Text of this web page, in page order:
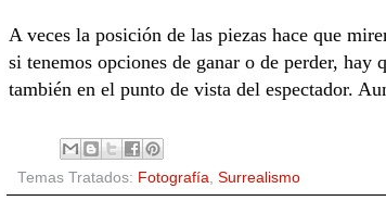
A veces la posición de las piezas hace que
si tenemos opciones de ganar o de perder,
también en el punto de vista del espectador.
Temas Tratados: Fotografía Surrealismo